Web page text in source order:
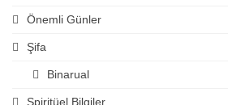
Önemli Günler
Şifa
Binarual
Spiritüel Bilgiler